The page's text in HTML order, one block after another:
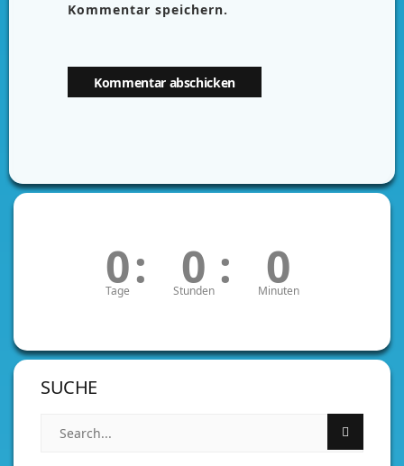
Kommentar speichern.
0
Tage : 0
Stunden : 0
Minuten
SUCHE